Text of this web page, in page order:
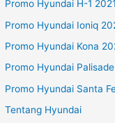
Promo Hyundai H-1 2021
Promo Hyundai Ioniq
Promo Hyundai Kona
Promo Hyundai
Promo Hyundai Santa
Tentang Hyundai